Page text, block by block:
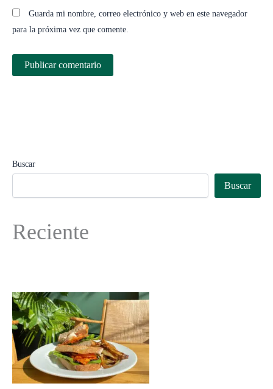
Guarda mi nombre, correo electrónico y web en este navegador
para la próxima vez que comente.
Buscar
Buscar
Reciente